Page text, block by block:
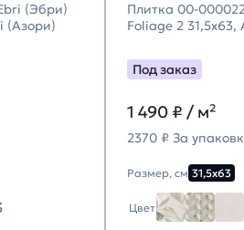
(Эбри)
(Азори)
Плитка 00-
Foliage 2
Под заказ
1 490 ₽ / м²
2370 ₽ За
Размер, см 31,5х63
Цвет